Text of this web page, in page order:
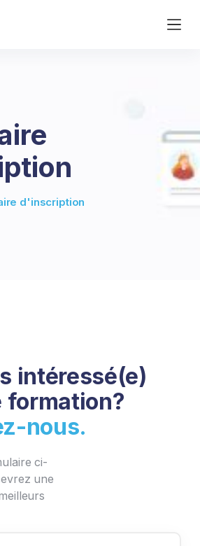
d'inscription
intéressé(e)
formation?
nous.
ci-
une